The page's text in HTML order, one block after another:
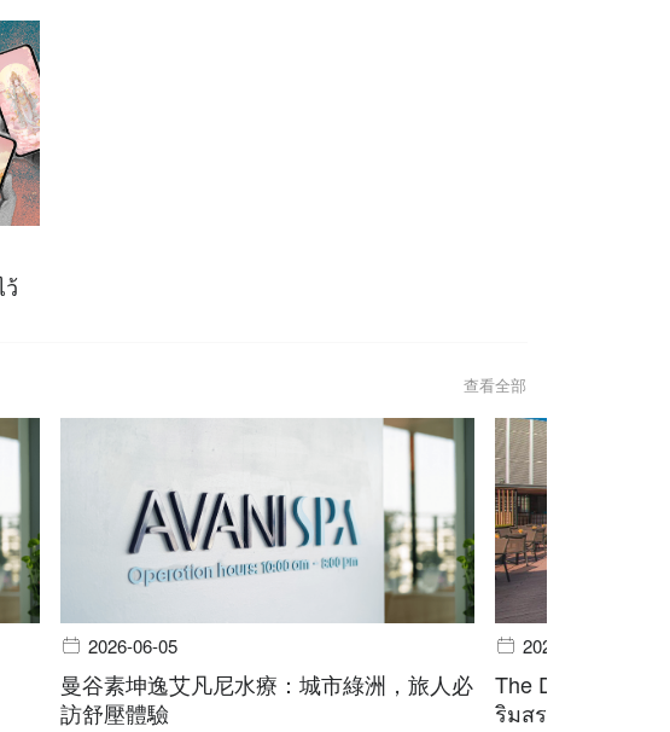
ว้
查看全部
2026-06-05
曼谷素坤逸艾凡尼水療：城市綠洲，旅人必
訪舒壓體驗
2026-06-05
The Deck @
ริมสระ สุขุมวิท บ